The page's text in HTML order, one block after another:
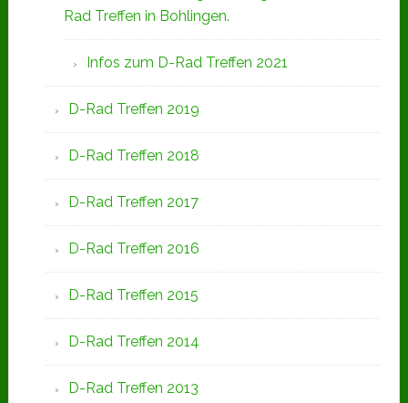
Rad Treffen in Bohlingen.
Infos zum D-Rad Treffen 2021
D-Rad Treffen 2019
D-Rad Treffen 2018
D-Rad Treffen 2017
D-Rad Treffen 2016
D-Rad Treffen 2015
D-Rad Treffen 2014
D-Rad Treffen 2013